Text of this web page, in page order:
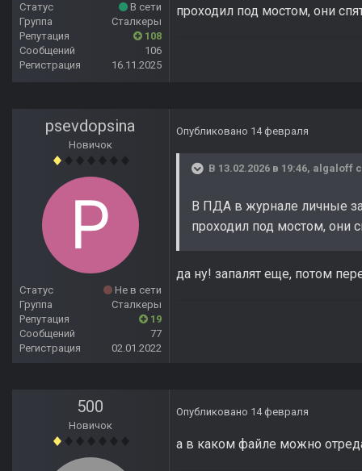
Статус
В сети
Группа
Сталкеры
Репутация
108
Сообщений
106
Регистрация
16.11.2025
проходил под мостом, они
psevdopsina
Новичок
Статус
Не в сети
Группа
Сталкеры
Репутация
19
Сообщений
77
Регистрация
02.01.2022
Опубликовано 14 февраля
В 13.02.2026 в 19:46, algaloff
В ПДА в журнале личные
проходил под мостом, они
да ну! запалят еще, потом
500
Новичок
Опубликовано 14 февраля
а в каком файле можно